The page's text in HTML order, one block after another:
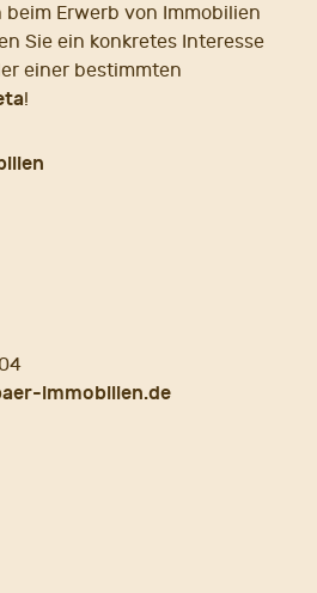
Erwerb von Immobilien
Sie ein konkretes Interesse
einer bestimmten
!
immobilien.de